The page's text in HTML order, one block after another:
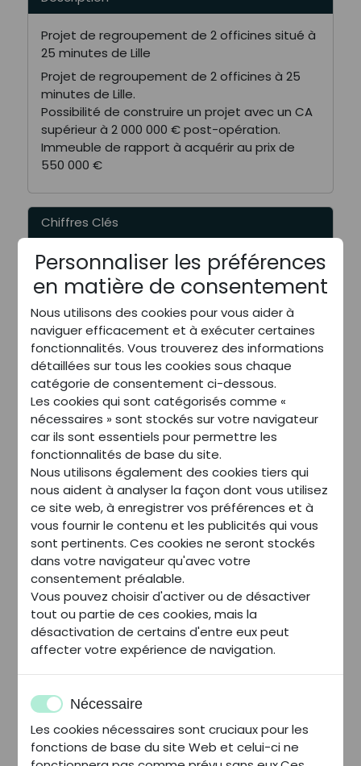
Projet de regroupement de 2 officines situé à
25 minutes de Lille
Projet de regroupement de 2 officines à 25
minutes de Lille.
Possibilité de construire un projet avec un CA
supérieur à 2 000 000 € post-opération.
Immeuble de rapport à acquérir au prix de
550 000 €
Chiffres Clés
Chiffres d'affaires HT 2 000 000 €
Marge Brute Globale - €
EBE reconstitué
% EBE reconstitué - %
Perspectives
Projet de regroupement de 2 officines à 25
minutes de Lille. Possibilité de construire un
projet avec un CA supérieur à 2 000 000 €
1post-opération. Immeuble de rapport à
acquérir.
Autres biens du secteur
Liste
Carte
D'EMPLOI
Nord (59)
€/an
Pharmacie
Personnaliser les préférences
en matière de consentement
Nous utilisons des cookies pour vous aider à
naviguer efficacement et à exécuter certaines
fonctionnalités. Vous trouverez des informations
détaillées sur tous les cookies sous chaque
catégorie de consentement ci-dessous.
Les cookies qui sont catégorisés comme «
nécessaires » sont stockés sur votre navigateur
car ils sont essentiels pour permettre les
fonctionnalités de base du site.
Nous utilisons également des cookies tiers qui
nous aident à analyser la façon dont vous utilisez
ce site web, à enregistrer vos préférences et à
vous fournir le contenu et les publicités qui vous
sont pertinents. Ces cookies ne seront stockés
dans votre navigateur qu'avec votre
consentement préalable.
Vous pouvez choisir d'activer ou de désactiver
tout ou partie de ces cookies, mais la
désactivation de certains d'entre eux peut
affecter votre expérience de navigation.
Nécessaire
Les cookies nécessaires sont cruciaux pour les
fonctions de base du site Web et celui-ci ne